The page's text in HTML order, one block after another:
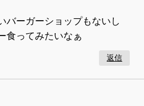
バーガーショップもないし
ってみたいなぁ
返信